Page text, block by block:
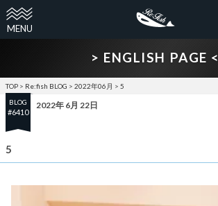
> ENGLISH PAGE <
TOP > Re:fish BLOG > 2022年06月 > 5
BLOG
#6410
2022年 6月 22日
5